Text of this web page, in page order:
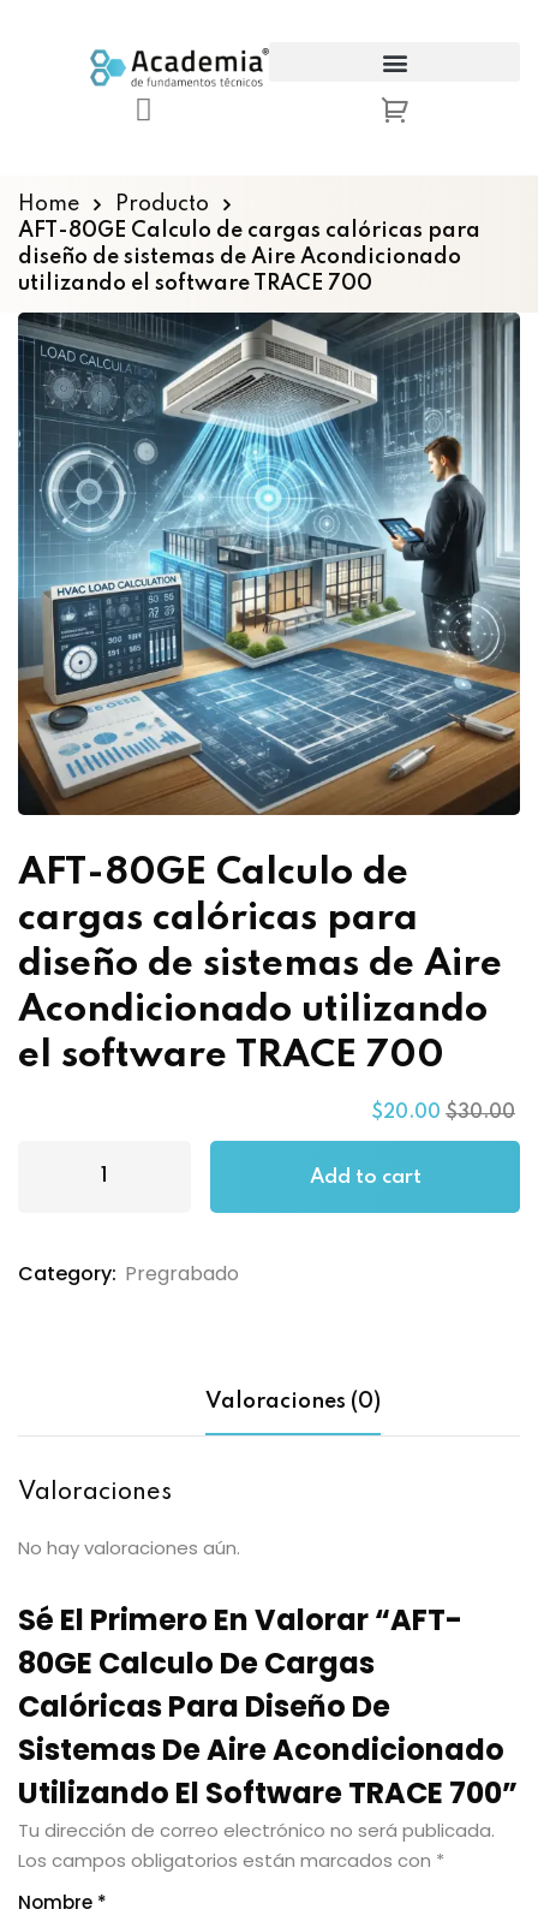
Home
Producto
AFT-80GE Calculo de cargas calóricas para
diseño de sistemas de Aire Acondicionado
utilizando el software TRACE 700
AFT-80GE Calculo de
cargas calóricas para
diseño de sistemas de Aire
Acondicionado utilizando
el software TRACE 700
$30.00
$20.00
Add to cart
Category: Pregrabado
Valoraciones (0)
Valoraciones
No hay valoraciones aún.
Sé El Primero En Valorar “AFT-
80GE Calculo De Cargas
Calóricas Para Diseño De
Sistemas De Aire Acondicionado
Utilizando El Software TRACE 700”
Tu dirección de correo electrónico no será publicada.
Los campos obligatorios están marcados con *
Nombre *
Sign in
Remember me Lost your password?